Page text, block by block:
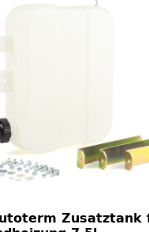
Zusatztank